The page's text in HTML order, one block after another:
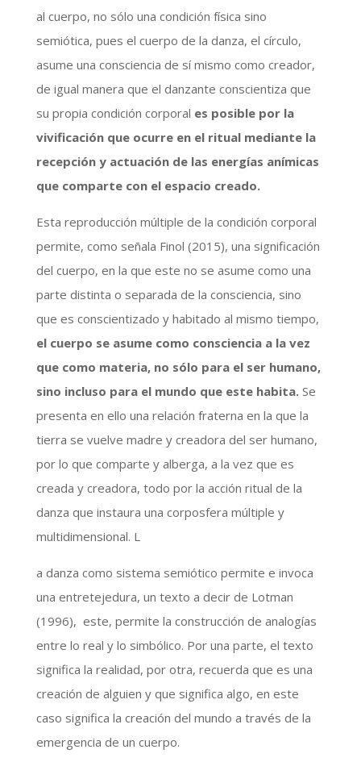
al cuerpo, no sólo una condición física sino
semiótica, pues el cuerpo de la danza, el círculo,
asume una consciencia de sí mismo como creador,
de igual manera que el danzante conscientiza que
su propia condición corporal es posible por la
vivificación que ocurre en el ritual mediante la
recepción y actuación de las energías anímicas
que comparte con el espacio creado.
Esta reproducción múltiple de la condición corporal
permite, como señala Finol (2015), una significación
del cuerpo, en la que este no se asume como una
parte distinta o separada de la consciencia, sino
que es conscientizado y habitado al mismo tiempo,
el cuerpo se asume como consciencia a la vez
que como materia, no sólo para el ser humano,
sino incluso para el mundo que este habita.Se
presenta en ello una relación fraterna en la que la
tierra se vuelve madre y creadora del ser humano,
por lo que comparte y alberga, a la vez que es
creada y creadora, todo por la acción ritual de la
danza que instaura una corposfera múltiple y
multidimensional. L
a danza como sistema semiótico permite e invoca
una entretejedura, un texto a decir de Lotman
(1996), este, permite la construcción de analogías
entre lo real y lo simbólico. Por una parte, el texto
significa la realidad, por otra, recuerda que es una
creación de alguien y que significa algo, en este
caso significa la creación del mundo a través de la
emergencia de un cuerpo.